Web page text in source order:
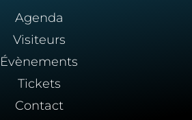
Agenda
Visiteurs
Évènements
Tickets
Contact